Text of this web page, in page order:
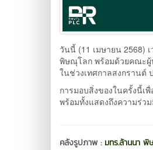
วันนี้ (11 เมษายน 2568)
พิษณุโลก พร้อมด้วยคณะผู้
ในช่วงเทศกาลสงกรานต์
การมอบสิ่งของในครั้งนี้เ
พร้อมทั้งแสดงถึงความร่ว
คลังรูปภาพ : มทร.ล้านนา